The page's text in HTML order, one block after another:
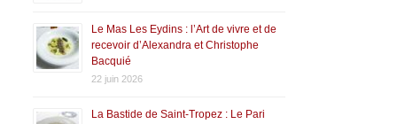
Le Mas Les Eydins : l’Art de vivre et de
recevoir d’Alexandra et Christophe
Bacquié
22 juin 2026
La Bastide de Saint-Tropez : Le Pari